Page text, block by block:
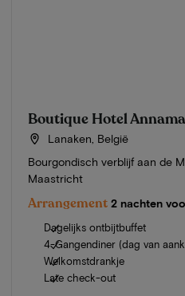
Boutique Hotel
Lanaken, België
Bourgondisch verblijf aan de
Maastricht
Arrangement 2 nachten
Dagelijks ontbijtbuffet
4-Gangendiner (dag van
Welkomstdrankje
Late check-out